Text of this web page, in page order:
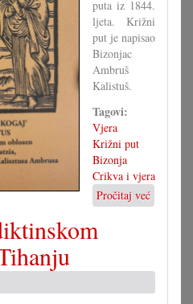
puta iz 1844.
ljeta. Križni
put je napisao
Bizonjac
Ambruš
Kalistuš.
Tagovi:
Vjera
Križni put
Bizonja
Crikva i vjera
Pročitaj već
Szvéti
Bizonji